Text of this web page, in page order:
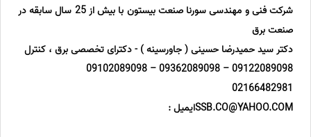
شرکت فنی و مهندسی سورنا صنعت بیستون با بیش از 25 سال سابقه در
صنعت برق
دکتر سید حمیدرضا حسینی ( جاورسینه ) - دکترای تخصصی برق ، کنترل
09122089098 – 09362089098 – 09102089098
02166482981
SSB.CO@YAHOO.COMایمیل :